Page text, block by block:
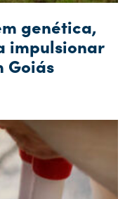
genética,
impulsionar
Goiás